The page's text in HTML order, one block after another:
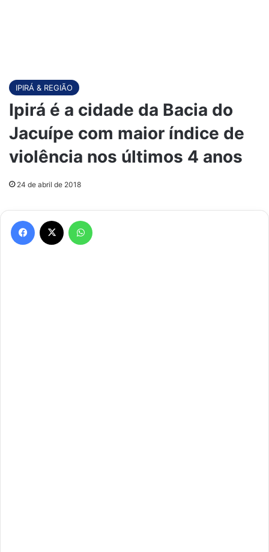
IPIRÁ & REGIÃO
Ipirá é a cidade da Bacia do
Jacuípe com maior índice de
violência nos últimos 4 anos
24 de abril de 2018